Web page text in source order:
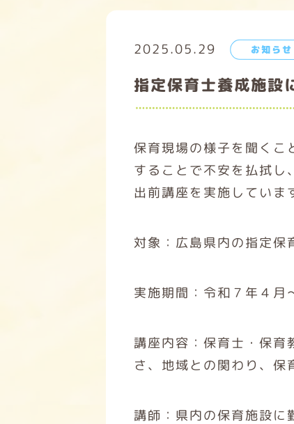
2025.05.29 お知らせ
指定保育士養成施設
保育現場の様子を聞くこ
することで不安を払拭
出前講座を実施していま
対象：広島県内の指定保
実施期間：令和７年４月
講座内容：保育士・保
さ、地域との関わり、保
講師：県内の保育施設に